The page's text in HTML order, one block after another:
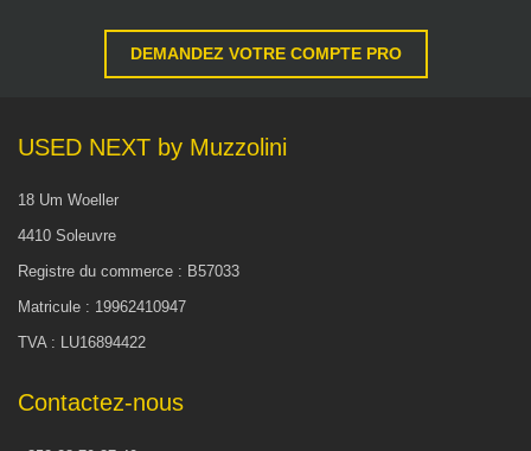
DEMANDEZ VOTRE COMPTE PRO
USED NEXT by Muzzolini
18 Um Woeller
4410 Soleuvre
Registre du commerce : B57033
Matricule : 19962410947
TVA : LU16894422
Contactez-nous